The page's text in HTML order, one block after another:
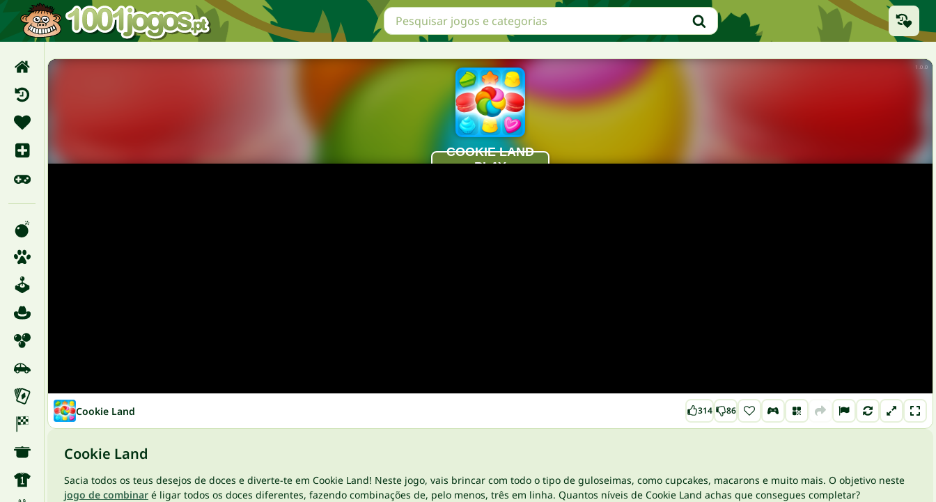
Cookie Land 314 86
Cookie Land
Sacia todos os teus desejos de doces e diverte-te em Cookie Land! Neste jogo, vais brincar com todo o tipo de guloseimas, como cupcakes, macarons e muito mais. O objetivo neste
jogo de combinar é ligar todos os doces diferentes, fazendo combinações de, pelo menos, três em linha. Quantos níveis de Cookie Land achas que consegues completar?